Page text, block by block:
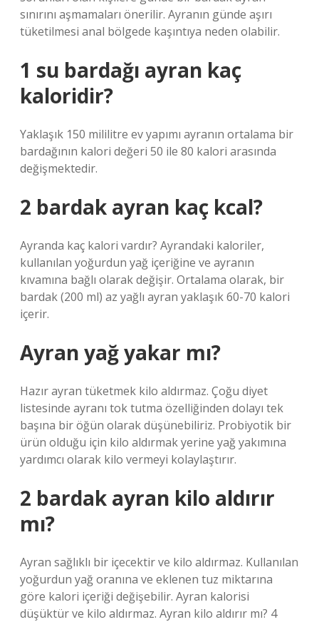
sınırını aşmamaları önerilir. Ayranın günde aşırı
tüketilmesi anal bölgede kaşıntıya neden olabilir.
1 su bardağı ayran kaç
kaloridir?
Yaklaşık 150 mililitre ev yapımı ayranın ortalama bir
bardağının kalori değeri 50 ile 80 kalori arasında
değişmektedir.
2 bardak ayran kaç kcal?
Ayranda kaç kalori vardır? Ayrandaki kaloriler,
kullanılan yoğurdun yağ içeriğine ve ayranın
kıvamına bağlı olarak değişir. Ortalama olarak, bir
bardak (200 ml) az yağlı ayran yaklaşık 60-70 kalori
içerir.
Ayran yağ yakar mı?
Hazır ayran tüketmek kilo aldırmaz. Çoğu diyet
listesinde ayranı tok tutma özelliğinden dolayı tek
başına bir öğün olarak düşünebiliriz. Probiyotik bir
ürün olduğu için kilo aldırmak yerine yağ yakımına
yardımcı olarak kilo vermeyi kolaylaştırır.
2 bardak ayran kilo aldırır
mı?
Ayran sağlıklı bir içecektir ve kilo aldırmaz. Kullanılan
yoğurdun yağ oranına ve eklenen tuz miktarına
göre kalori içeriği değişebilir. Ayran kalorisi
düşüktür ve kilo aldırmaz. Ayran kilo aldırır mı? 4